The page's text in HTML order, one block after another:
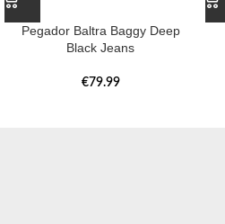
Pegador Baltra Baggy Deep
Black Jeans
€79.99